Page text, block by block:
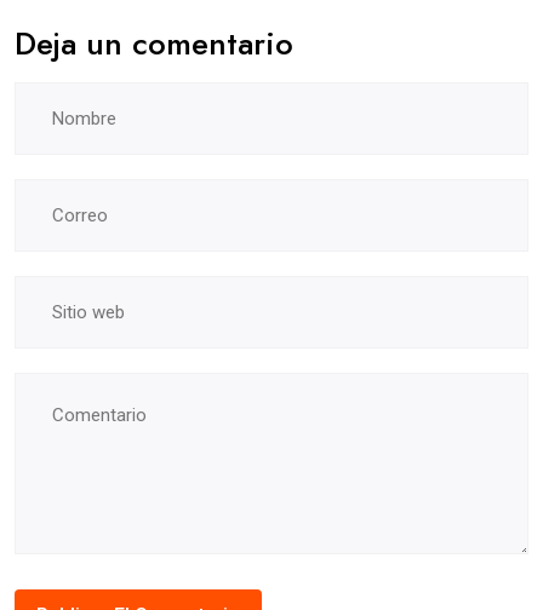
Deja un comentario